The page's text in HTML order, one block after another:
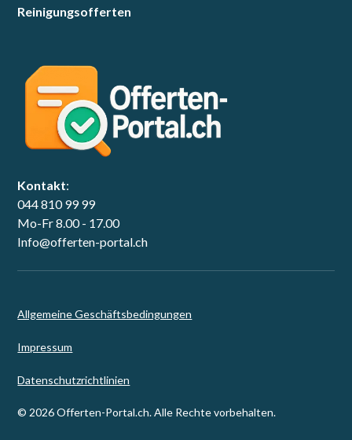
Reinigungsofferten
Kontakt:
044 810 99 99
Mo-Fr 8.00 - 17.00
Info@offerten-portal.ch
© 2026 Offerten-Portal.ch. Alle Rechte vorbehalten.
Allgemeine Geschäftsbedingungen
Impressum
Datenschutzrichtlinien